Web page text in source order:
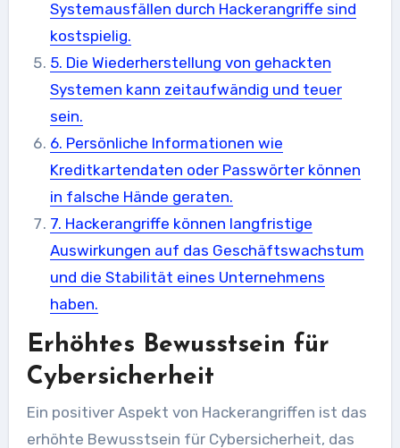
Systemausfällen durch Hackerangriffe sind
kostspielig.
5. Die Wiederherstellung von gehackten
Systemen kann zeitaufwändig und teuer
sein.
6. Persönliche Informationen wie
Kreditkartendaten oder Passwörter können
in falsche Hände geraten.
7. Hackerangriffe können langfristige
Auswirkungen auf das Geschäftswachstum
und die Stabilität eines Unternehmens
haben.
Erhöhtes Bewusstsein für
Cybersicherheit
Ein positiver Aspekt von Hackerangriffen ist das
erhöhte Bewusstsein für Cybersicherheit, das